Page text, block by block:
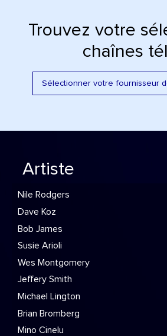
Trouvez votre
chaînes
Sélectionner votre fournisseur
Artiste
Nile Rodgers
Dave Koz
Bob James
Susie Arioli
Wes Montgomery
Jeffery Smith
Michael Lington
Brian Bromberg
Mino Cinelu